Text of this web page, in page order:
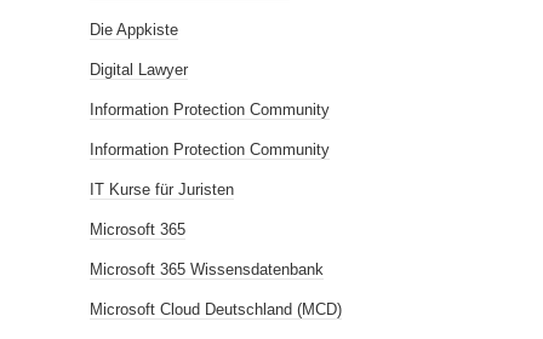
Die Appkiste
Digital Lawyer
Information Protection Community
Information Protection Community
IT Kurse für Juristen
Microsoft 365
Microsoft 365 Wissensdatenbank
Microsoft Cloud Deutschland (MCD)